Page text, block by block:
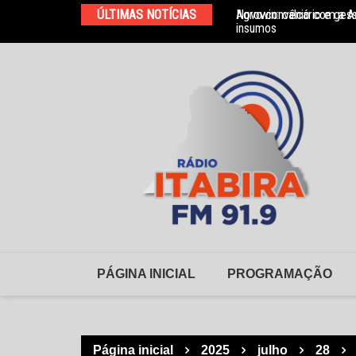
o
ÚLTIMAS NOTÍCIAS
Agrowin: calcário e
insumos
Novo convênio com a
PÁGINA INICIAL PROGRAMAÇÃO
Página inicial 2025 julho 28